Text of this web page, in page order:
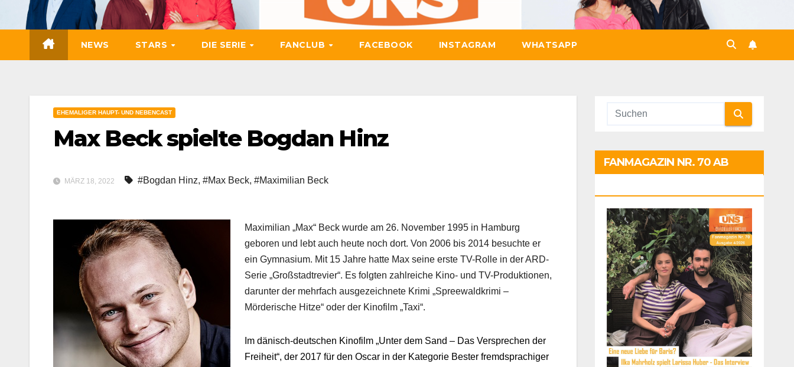
NEWS STARS DIE SERIE FANCLUB FACEBOOK INSTAGRAM WHATSAPP
EHEMALIGER HAUPT- UND NEBENCAST
Max Beck spielte Bogdan Hinz
MÄRZ 18, 2022 #Bogdan Hinz, #Max Beck, #Maximilian Beck
Maximilian „Max“ Beck wurde am 26. November 1995 in Hamburg
geboren und lebt auch heute noch dort. Von 2006 bis 2014 besuchte er
ein Gymnasium. Mit 15 Jahre hatte Max seine erste TV-Rolle in der ARD-
Serie „Großstadtrevier“. Es folgten zahlreiche Kino- und TV-Produktionen,
darunter der mehrfach ausgezeichnete Krimi „Spreewaldkrimi –
Mörderische Hitze“ oder der Kinofilm „Taxi“.
Im dänisch-deutschen Kinofilm „Unter dem Sand – Das Versprechen der
Freiheit“, der 2017 für den Oscar in der Kategorie Bester fremdsprachiger
FANMAGAZIN NR. 70 AB